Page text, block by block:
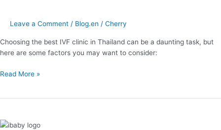
Leave a Comment / Blog.en / Cherry
Choosing the best IVF clinic in Thailand can be a daunting task, but
here are some factors you may want to consider:
Thailand
Read More »